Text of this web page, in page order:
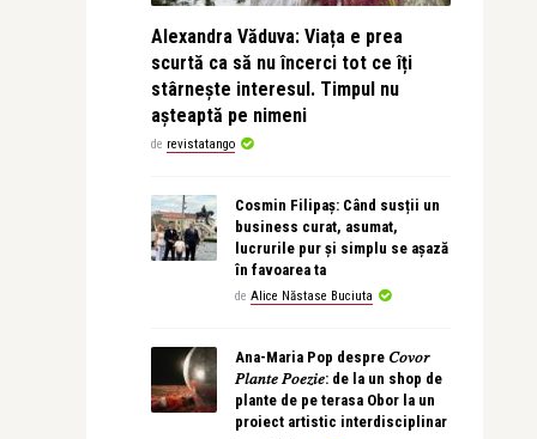
Alexandra Văduva: Viața e prea
scurtă ca să nu încerci tot ce îți
stârnește interesul. Timpul nu
așteaptă pe nimeni
de revistatango
Cosmin Filipaș: Când susții un
business curat, asumat,
lucrurile pur și simplu se așază
în favoarea ta
de Alice Năstase Buciuta
Ana-Maria Pop despre 𝐶𝑜𝑣𝑜𝑟
𝑃𝑙𝑎𝑛𝑡𝑒 𝑃𝑜𝑒𝑧𝑖𝑒: de la un shop de
plante de pe terasa Obor la un
proiect artistic interdisciplinar